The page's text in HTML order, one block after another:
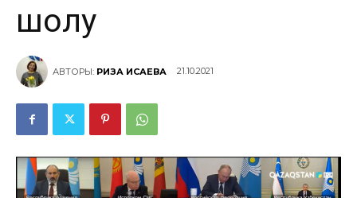
шолу
АВТОРЫ: РИЗА ИСАЕВА 21.10.2021